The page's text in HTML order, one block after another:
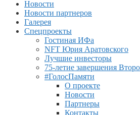
Новости
Новости партнеров
Галерея
Спецпроекты
Гостиная ИФа
NFT Юрия Аратовского
Лучшие инвесторы
75-летие завершения
#ГолосПамяти
О проекте
Новости
Партнеры
Контакты